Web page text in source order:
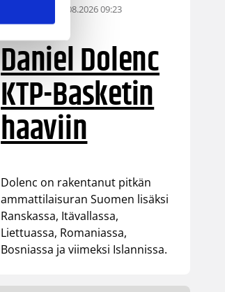
07.08.2026 09:23
Daniel Dolenc
KTP-Basketin
haaviin
Dolenc on rakentanut pitkän
ammattilaisuran Suomen lisäksi
Ranskassa, Itävallassa,
Liettuassa, Romaniassa,
Bosniassa ja viimeksi Islannissa.